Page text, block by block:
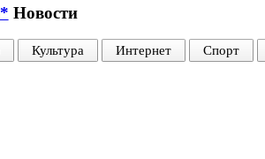
Новости
Культура Интернет Спорт